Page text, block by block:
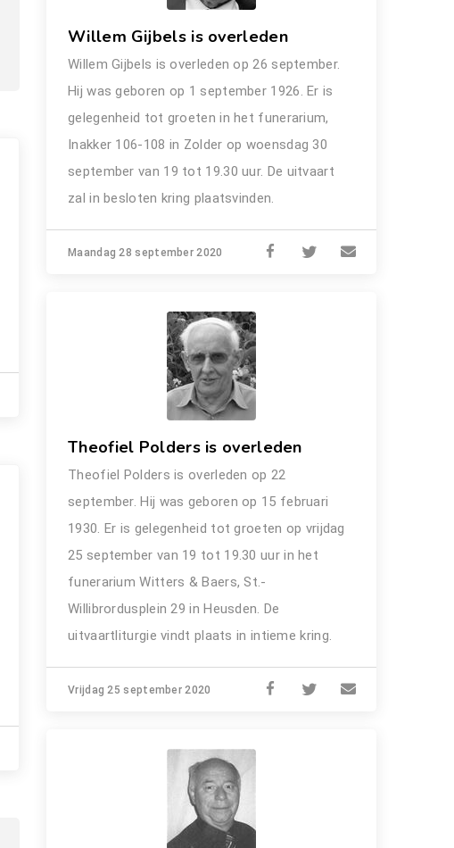
Willem Gijbels is overleden
Willem Gijbels is overleden op 26 september.
Hij was geboren op 1 september 1926. Er is
gelegenheid tot groeten in het funerarium,
Inakker 106-108 in Zolder op woensdag 30
september van 19 tot 19.30 uur. De uitvaart
zal in besloten kring plaatsvinden.
Maandag 28 september 2020
Theofiel Polders is overleden
Theofiel Polders is overleden op 22
september. Hij was geboren op 15 februari
1930. Er is gelegenheid tot groeten op vrijdag
25 september van 19 tot 19.30 uur in het
funerarium Witters & Baers, St.-
Willibrordusplein 29 in Heusden. De
uitvaartliturgie vindt plaats in intieme kring.
Vrijdag 25 september 2020